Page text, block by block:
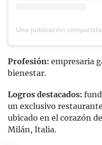
Profesión: empresaria
bienestar.
Logros destacados:
un exclusivo
ubicado en el corazón
Milán, Italia.